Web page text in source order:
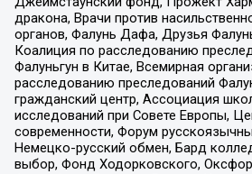
дракона, Врачи против
органов, Фалунь Дафа, Друзья
Коалиция по расследованию
Фалуньгун в Китае, Всемирная
расследованию преследований
гражданский центр, Ассоциация
исследований при Совете Европы,
современности, Форум
Немецко-русский обмен, Бард
выбор, Фонд Ходорковского,